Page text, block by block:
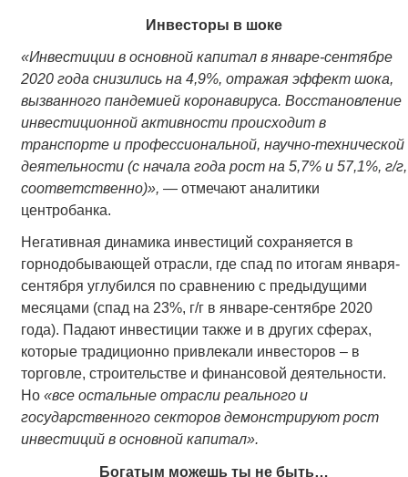
Инвесторы в шоке
«Инвестиции в основной капитал в январе-сентябре
2020 года снизились на 4,9%, отражая эффект шока,
вызванного пандемией коронавируса. Восстановление
инвестиционной активности происходит в
транспорте и профессиональной, научно-технической
деятельности (с начала года рост на 5,7% и 57,1%, г/г,
соответственно)», — отмечают аналитики
центробанка.
Негативная динамика инвестиций сохраняется в
горнодобывающей отрасли, где спад по итогам января-
сентября углубился по сравнению с предыдущими
месяцами (спад на 23%, г/г в январе-сентябре 2020
года). Падают инвестиции также и в других сферах,
которые традиционно привлекали инвесторов – в
торговле, строительстве и финансовой деятельности.
Но «все остальные отрасли реального и
государственного секторов демонстрируют рост
инвестиций в основной капитал».
Богатым можешь ты не быть…